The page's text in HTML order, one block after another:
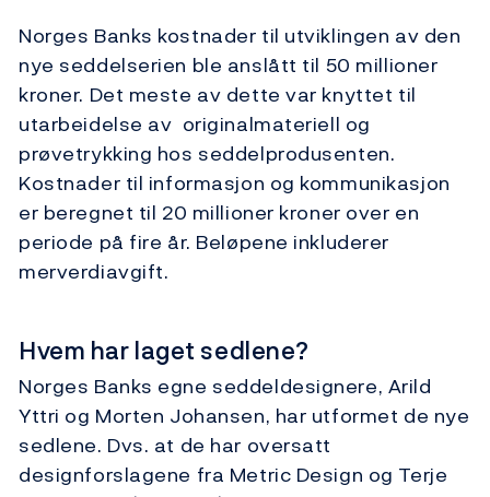
Norges Banks kostnader til utviklingen av den
nye seddelserien ble anslått til 50 millioner
kroner. Det meste av dette var knyttet til
utarbeidelse av originalmateriell og
prøvetrykking hos seddelprodusenten.
Kostnader til informasjon og kommunikasjon
er beregnet til 20 millioner kroner over en
periode på fire år. Beløpene inkluderer
merverdiavgift.
Hvem har laget sedlene?
Norges Banks egne seddeldesignere, Arild
Yttri og Morten Johansen, har utformet de nye
sedlene. Dvs. at de har oversatt
designforslagene fra Metric Design og Terje